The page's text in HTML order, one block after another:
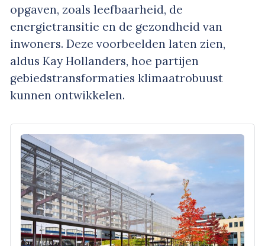
opgaven, zoals leefbaarheid, de
energietransitie en de gezondheid van
inwoners. Deze voorbeelden laten zien,
aldus Kay Hollanders, hoe partijen
gebiedstransformaties klimaatrobuust
kunnen ontwikkelen.